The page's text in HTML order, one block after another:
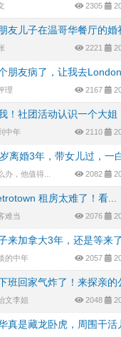
2305
友儿子在温哥华餐厅的婚
2221
朋友病了，让我去London
理 2167
！社团活动认识一个大姐
中年 2110
离婚3年，带女儿过，一
办，他值得... 2082
租房太难了！看...
难当 2076
来加拿大3年，还是等来
的中年 2057
班回家气炸了！来探亲的
文李姐 2048
真是藏龙卧虎，周围干活